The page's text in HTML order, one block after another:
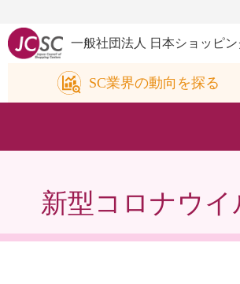
一般社団法人 日本ショッピ
SC業界の動向を探る
新型コロナウイ